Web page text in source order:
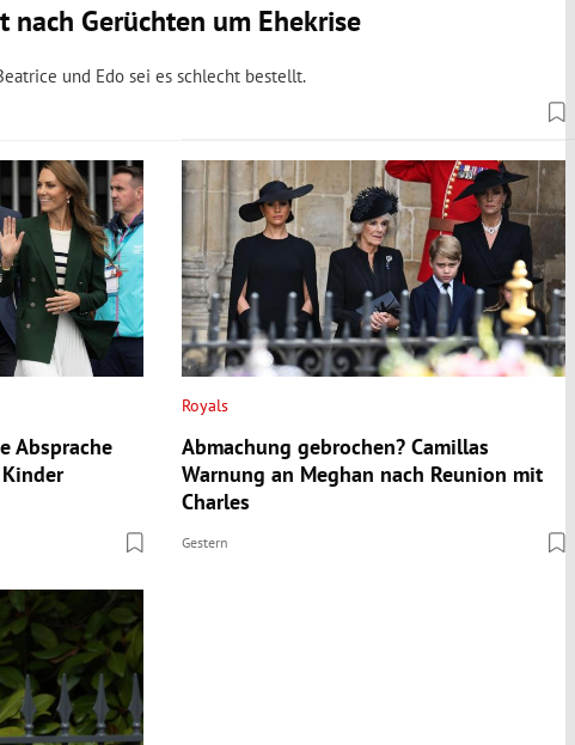
Gerüchten um Ehekrise
und Edo sei es schlecht bestellt.
Absprache
Royals
Abmachung gebrochen? Camillas
Warnung an Meghan nach Reunion mit
Charles
Gestern